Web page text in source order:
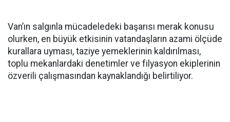
Van’ın salgınla mücadeledeki başarısı merak konusu
olurken, en büyük etkisinin vatandaşların azami ölçüde
kurallara uyması, taziye yemeklerinin kaldırılması,
toplu mekanlardaki denetimler ve filyasyon ekiplerinin
özverili çalışmasından kaynaklandığı belirtiliyor.